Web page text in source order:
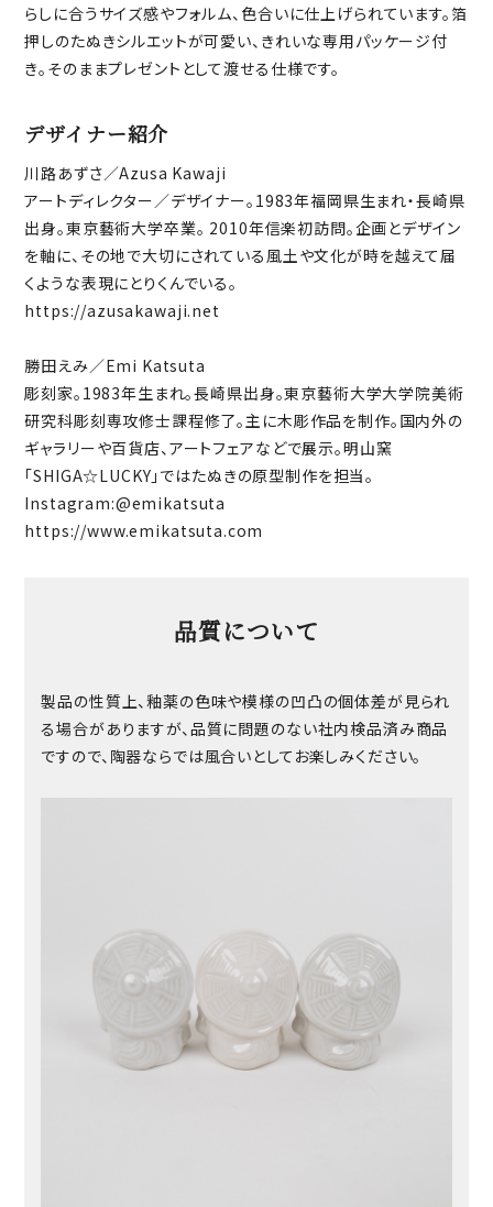
らしに合うサイズ感やフォルム、色合いに仕上げられています。箔
押しのたぬきシルエットが可愛い、きれいな専用パッケージ付
き。そのままプレゼントとして渡せる仕様です。
デザイナー紹介
川路あずさ／Azusa Kawaji
アートディレクター／デザイナー。1983年福岡県生まれ・長崎県
出身。東京藝術大学卒業。 2010年信楽初訪問。企画とデザイン
を軸に、その地で大切にされている風土や文化が時を越えて届
くような表現にとりくんでいる。
https://azusakawaji.net
勝田えみ／Emi Katsuta
彫刻家。1983年生まれ。長崎県出身。東京藝術大学大学院美術
研究科彫刻専攻修士課程修了。主に木彫作品を制作。国内外の
ギャラリーや百貨店、アートフェアなどで展示。明山窯
「SHIGA☆LUCKY」ではたぬきの原型制作を担当。
Instagram:@emikatsuta
https://www.emikatsuta.com
品質について
製品の性質上、釉薬の色味や模様の凹凸の個体差が見られ
る場合がありますが、品質に問題のない社内検品済み商品
ですので、陶器ならでは風合いとしてお楽しみください。